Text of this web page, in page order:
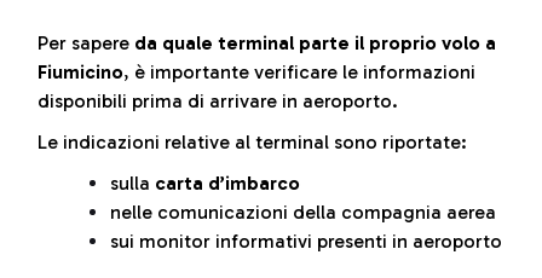
Per sapere da quale terminal parte il proprio volo a
Fiumicino, è importante verificare le informazioni
disponibili prima di arrivare in aeroporto.
Le indicazioni relative al terminal sono riportate:
sulla carta d’imbarco
nelle comunicazioni della compagnia aerea
sui monitor informativi presenti in aeroporto